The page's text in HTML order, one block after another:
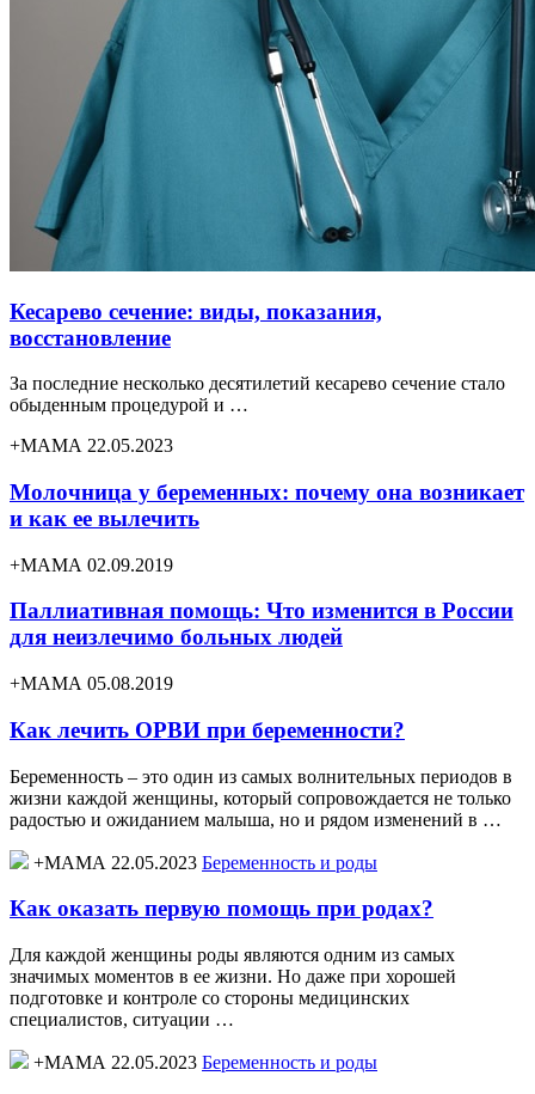
Кесарево сечение: виды, показания,
восстановление
За последние несколько десятилетий кесарево сечение стало
обыденным процедурой и …
+МАМА 22.05.2023
Молочница у беременных: почему она возникает
и как ее вылечить
+МАМА 02.09.2019
Паллиативная помощь: Что изменится в России
для неизлечимо больных людей
+МАМА 05.08.2019
Как лечить ОРВИ при беременности?
Беременность – это один из самых волнительных периодов в
жизни каждой женщины, который сопровождается не только
радостью и ожиданием малыша, но и рядом изменений в …
+МАМА 22.05.2023 Беременность и роды
Как оказать первую помощь при родах?
Для каждой женщины роды являются одним из самых
значимых моментов в ее жизни. Но даже при хорошей
подготовке и контроле со стороны медицинских
специалистов, ситуации …
+МАМА 22.05.2023 Беременность и роды